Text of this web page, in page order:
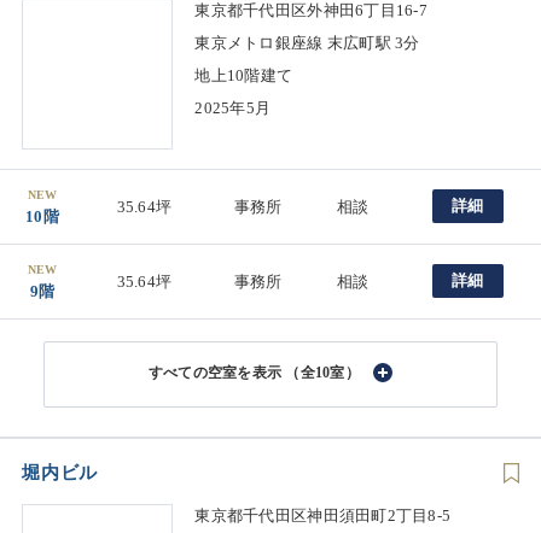
東京都千代田区外神田6丁目16-7
東京メトロ銀座線 末広町駅 3分
地上10階建て
2025年5月
NEW
10階
35.64坪 事務所 相談 詳細
NEW
9階
35.64坪 事務所 相談 詳細
（全10室）
堀内ビル
東京都千代田区神田須田町2丁目8-5